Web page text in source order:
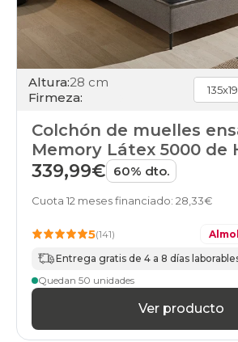
Altura:28 cm
Firmeza:
Colchón de muelles
Memory Látex 5000 de
339,99€ 60% dto.
Cuota 12 meses financiado: 28,33€
5(141)
Entrega gratis de 4 a 8 días
Quedan 50 unidades
Ver producto